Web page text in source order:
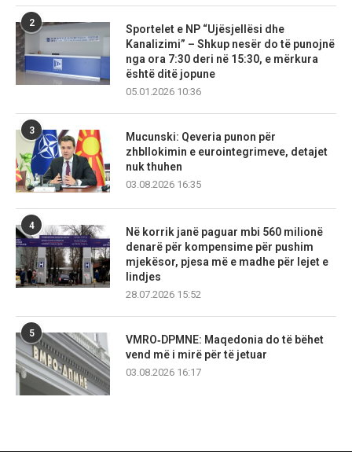
2
Sportelet e NP “Ujësjellësi dhe
Kanalizimi” – Shkup nesër do të punojnë
nga ora 7:30 deri në 15:30, e mërkura
është ditë jopune
05.01.2026 10:36
3
Mucunski: Qeveria punon për
zhbllokimin e eurointegrimeve, detajet
nuk thuhen
03.08.2026 16:35
4
Në korrik janë paguar mbi 560 milionë
denarë për kompensime për pushim
mjekësor, pjesa më e madhe për lejet e
lindjes
28.07.2026 15:52
5
VMRO‑DPMNE: Maqedonia do të bëhet
vend më i mirë për të jetuar
03.08.2026 16:17